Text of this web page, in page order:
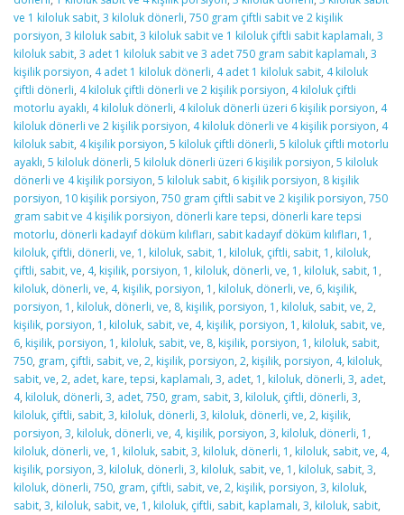
ve 1 kiloluk sabit, 3 kiloluk dönerli, 750 gram çiftli sabit ve 2 kişilik
porsiyon, 3 kiloluk sabit, 3 kiloluk sabit ve 1 kiloluk çiftli sabit kaplamalı, 3
kiloluk sabit, 3 adet 1 kiloluk sabit ve 3 adet 750 gram sabit kaplamalı, 3
kişilik porsiyon, 4 adet 1 kiloluk dönerli, 4 adet 1 kiloluk sabit, 4 kiloluk
çiftli dönerli, 4 kiloluk çiftli dönerli ve 2 kişilik porsiyon, 4 kiloluk çiftli
motorlu ayaklı, 4 kiloluk dönerli, 4 kiloluk dönerli üzeri 6 kişilik porsiyon, 4
kiloluk dönerli ve 2 kişilik porsiyon, 4 kiloluk dönerli ve 4 kişilik porsiyon, 4
kiloluk sabit, 4 kişilik porsiyon, 5 kiloluk çiftli dönerli, 5 kiloluk çiftli motorlu
ayaklı, 5 kiloluk dönerli, 5 kiloluk dönerli üzeri 6 kişilik porsiyon, 5 kiloluk
dönerli ve 4 kişilik porsiyon, 5 kiloluk sabit, 6 kişilik porsiyon, 8 kişilik
porsiyon, 10 kişilik porsiyon, 750 gram çiftli sabit ve 2 kişilik porsiyon, 750
gram sabit ve 4 kişilik porsiyon, dönerli kare tepsi, dönerli kare tepsi
motorlu, dönerli kadayıf döküm kılıfları, sabit kadayıf döküm kılıfları, 1 ,
kiloluk, çiftli, dönerli, ve, 1 , kiloluk, sabit, 1 , kiloluk, çiftli, sabit, 1 , kiloluk,
çiftli, sabit, ve, 4, kişilik, porsiyon, 1 , kiloluk, dönerli, ve, 1 , kiloluk, sabit, 1 ,
kiloluk, dönerli, ve, 4, kişilik, porsiyon, 1 , kiloluk, dönerli, ve, 6, kişilik,
porsiyon, 1 , kiloluk, dönerli, ve, 8, kişilik, porsiyon, 1 , kiloluk, sabit, ve, 2,
kişilik, porsiyon, 1 , kiloluk, sabit, ve, 4, kişilik, porsiyon, 1 , kiloluk, sabit, ve,
6, kişilik, porsiyon, 1 , kiloluk, sabit, ve, 8, kişilik, porsiyon, 1 , kiloluk, sabit,
750, gram, çiftli, sabit, ve, 2, kişilik, porsiyon, 2, kişilik, porsiyon, 4, kiloluk,
sabit, ve, 2, adet, kare, tepsi, kaplamalı, 3, adet, 1 , kiloluk, dönerli, 3, adet,
4, kiloluk, dönerli, 3, adet, 750, gram, sabit, 3, kiloluk, çiftli, dönerli, 3,
kiloluk, çiftli, sabit, 3, kiloluk, dönerli, 3, kiloluk, dönerli, ve, 2, kişilik,
porsiyon, 3, kiloluk, dönerli, ve, 4, kişilik, porsiyon, 3, kiloluk, dönerli, 1 ,
kiloluk, dönerli, ve, 1 , kiloluk, sabit, 3, kiloluk, dönerli, 1 , kiloluk, sabit, ve, 4,
kişilik, porsiyon, 3, kiloluk, dönerli, 3, kiloluk, sabit, ve, 1 , kiloluk, sabit, 3,
kiloluk, dönerli, 750, gram, çiftli, sabit, ve, 2, kişilik, porsiyon, 3, kiloluk,
sabit, 3, kiloluk, sabit, ve, 1 , kiloluk, çiftli, sabit, kaplamalı, 3, kiloluk, sabit,